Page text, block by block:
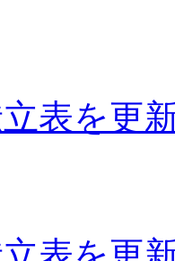
表を更